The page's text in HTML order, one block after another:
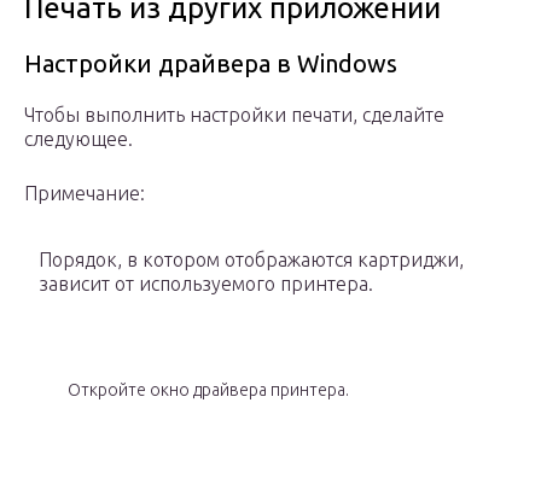
Печать из других приложений
Настройки драйвера в Windows
Чтобы выполнить настройки печати, сделайте
следующее.
Примечание:
Порядок, в котором отображаются картриджи,
зависит от используемого принтера.
Откройте окно драйвера принтера.